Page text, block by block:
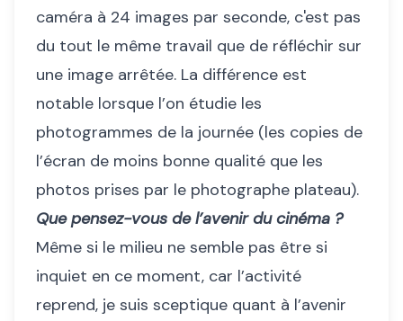
caméra à 24 images par seconde, c'est pas
du tout le même travail que de réfléchir sur
une image arrêtée. La différence est
notable lorsque l’on étudie les
photogrammes de la journée (les copies de
l’écran de moins bonne qualité que les
photos prises par le photographe plateau).
Que pensez-vous de l’avenir du cinéma ?
Même si le milieu ne semble pas être si
inquiet en ce moment, car l’activité
reprend, je suis sceptique quant à l’avenir